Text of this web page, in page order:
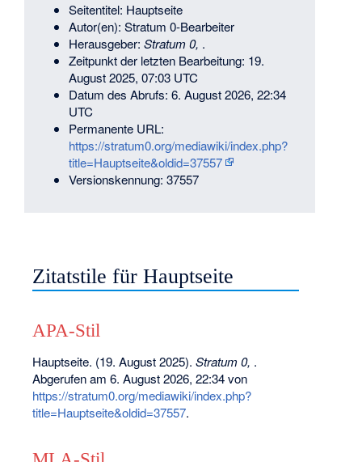
Seitentitel: Hauptseite
Autor(en): Stratum 0-Bearbeiter
Herausgeber:Stratum 0, .
Zeitpunkt der letzten Bearbeitung: 19.
August 2025, 07:03 UTC
Datum des Abrufs: 6. August 2026, 22:34
UTC
Permanente URL:
https://stratum0.org/mediawiki/index.php?
title=Hauptseite&oldid=37557
Versionskennung: 37557
Zitatstile für Hauptseite
APA-Stil
Hauptseite. (19. August 2025).Stratum 0, .
Abgerufen am 6. August 2026, 22:34 von
https://stratum0.org/mediawiki/index.php?
title=Hauptseite&oldid=37557.